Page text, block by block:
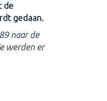
de
gedaan.
naar de
werden er